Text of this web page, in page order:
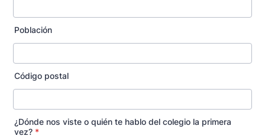
Población
Código postal
¿Dónde nos viste o quién te hablo del colegio la primera
vez? *